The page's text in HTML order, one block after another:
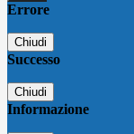
Errore
Chiudi
Successo
Chiudi
Informazione